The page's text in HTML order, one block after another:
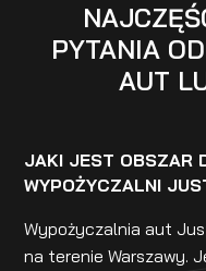
PYTANIA
AUT
JAKI JEST OBSZAR
WYPOŻYCZALNI
Wypożyczalnia aut
na terenie Warszawy.